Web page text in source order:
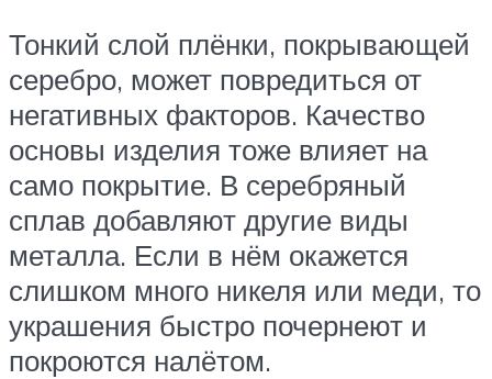
Тонкий слой плёнки, покрывающей
серебро, может повредиться от
негативных факторов. Качество
основы изделия тоже влияет на
само покрытие. В серебряный
сплав добавляют другие виды
металла. Если в нём окажется
слишком много никеля или меди, то
украшения быстро почернеют и
покроются налётом.